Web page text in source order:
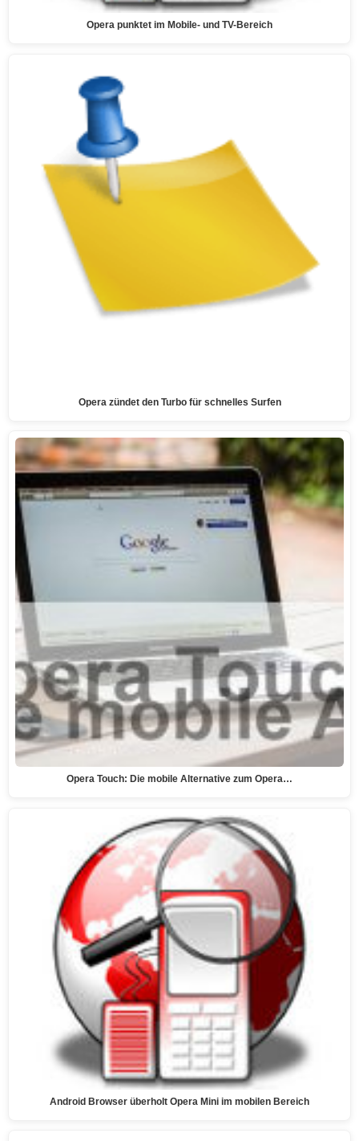
Opera punktet im Mobile- und TV-Bereich
Opera zündet den Turbo für schnelles Surfen
Opera Touch: Die mobile Alternative zum Opera…
Android Browser überholt Opera Mini im mobilen Bereich